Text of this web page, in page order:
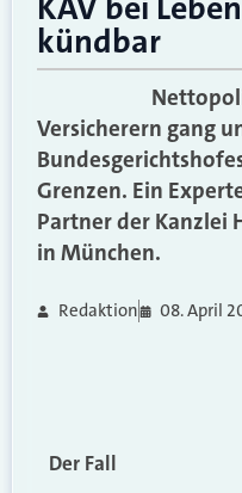
kündbar
Nettopolicen
Versicherern gang
Grenzen. Ein
Partner der Kanzlei
in München.
Redaktion 08. April
Der Fall